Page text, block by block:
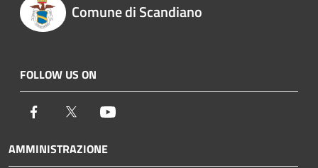
Comune di Scandiano
FOLLOW US ON
Facebook Twitter
AMMINISTRAZIONE